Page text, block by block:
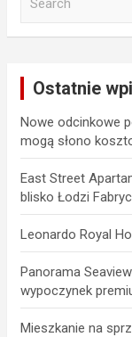
Ostatnie
Nowe odcinkowe
mogą słono
East Street
blisko Łodzi
Leonardo Royal
Panorama
wypoczynek
Mieszkanie na